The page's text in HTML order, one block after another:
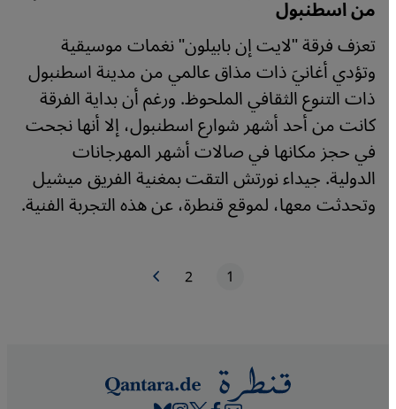
من اسطنبول
تعزف فرقة "لايت إن بابيلون" نغمات موسيقية
وتؤدي أغانيَ ذات مذاق عالمي من مدينة اسطنبول
ذات التنوع الثقافي الملحوظ. ورغم أن بداية الفرقة
كانت من أحد أشهر شوارع اسطنبول، إلا أنها نجحت
في حجز مكانها في صالات أشهر المهرجانات
الدولية. جيداء نورتش التقت بمغنية الفريق ميشيل
وتحدثت معها، لموقع قنطرة، عن هذه التجربة الفنية.
الصفحة الحاليّة1 الصفحة2 الصفحة التالية